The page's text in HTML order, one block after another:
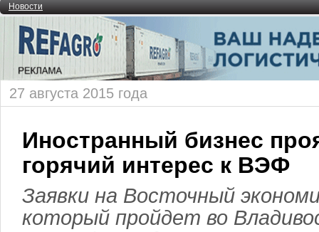
Новости
27 августа 2015 года
Иностранный бизнес
горячий интерес к ВЭФ
Заявки на Восточный
который пройдет во